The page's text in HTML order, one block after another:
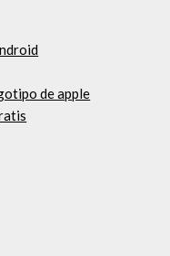
de apple